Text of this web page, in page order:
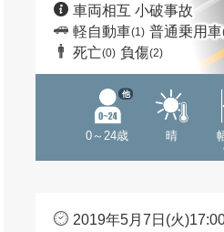
車両相互 小破事故
軽自動車(1) 普通乗用車
死亡(0) 負傷(2)
0～24歳
他
晴
2019年5月7日(火